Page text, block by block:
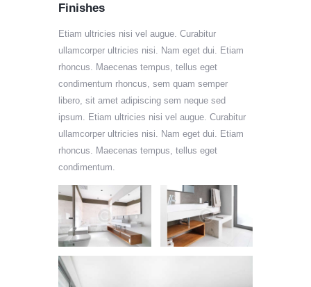
Finishes
Etiam ultricies nisi vel augue. Curabitur
ullamcorper ultricies nisi. Nam eget dui. Etiam
rhoncus. Maecenas tempus, tellus eget
condimentum rhoncus, sem quam semper
libero, sit amet adipiscing sem neque sed
ipsum. Etiam ultricies nisi vel augue. Curabitur
ullamcorper ultricies nisi. Nam eget dui. Etiam
rhoncus. Maecenas tempus, tellus eget
condimentum.